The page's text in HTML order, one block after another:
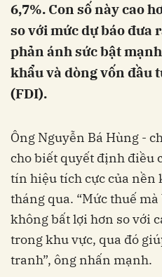
6,7%. Con số này cao
so với mức dự báo đưa
phản ánh sức bật
khẩu và dòng vốn đầu
(FDI).
Ông Nguyễn Bá Hùng -
cho biết quyết định điều
tín hiệu tích cực của
tháng qua. “Mức thuế
không bất lợi hơn so với
trong khu vực, qua đó
tranh”, ông nhấn mạnh.